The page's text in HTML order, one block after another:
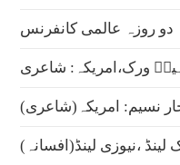
دو روزہ عالمی کانفرنس
ورک،امریکہ: شاعری
نسیم: امریکہ(شاعری)
،نیوزی لینڈ(افسانہ)